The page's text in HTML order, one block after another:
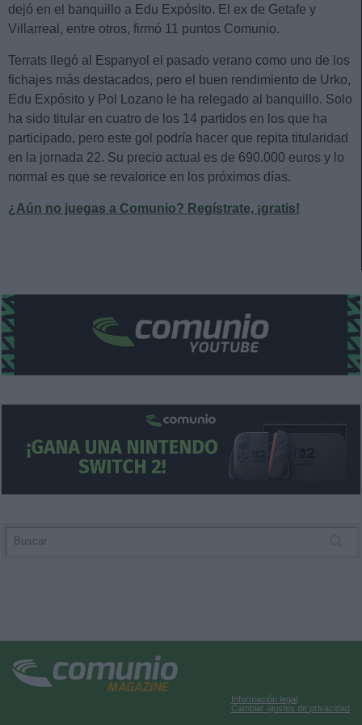
dejó en el banquillo a Edu Expósito. El ex de Getafe y
Villarreal, entre otros, firmó 11 puntos Comunio.
Terrats llegó al Espanyol el pasado verano como uno de los
fichajes más destacados, pero el buen rendimiento de Urko,
Edu Expósito y Pol Lozano le ha relegado al banquillo. Solo
ha sido titular en cuatro de los 14 partidos en los que ha
participado, pero este gol podría hacer que repita titularidad
en la jornada 22. Su precio actual es de 690.000 euros y lo
normal es que se revalorice en los próximos días.
¿Aún no juegas a Comunio? Regístrate, ¡gratis!
Información legal
Cambiar ajustes de privacidad